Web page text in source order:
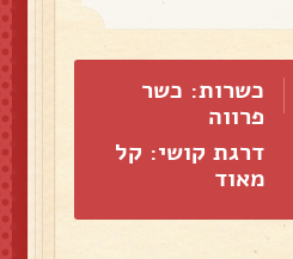
כשרות: כשר
פרווה
דרגת קושי: קל
מאוד